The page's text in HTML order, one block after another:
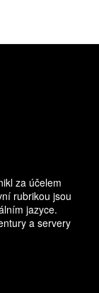
za účelem
rubrikou jsou
jazyce.
a servery